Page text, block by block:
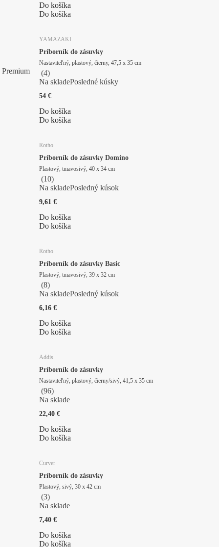
Do košíka
Do košíka
Premium
YAMAZAKI
Príborník do zásuvky
Nastaviteľný, plastový, čierny, 47,5 x 35 cm
(4)
Na skladePosledné kúsky
54 €
Do košíka
Do košíka
Rotho
Príborník do zásuvky Domino
Plastový, tmavosivý, 40 x 34 cm
(10)
Na skladePosledný kúsok
9,61 €
Do košíka
Do košíka
Rotho
Príborník do zásuvky Basic
Plastový, tmavosivý, 39 x 32 cm
(8)
Na skladePosledný kúsok
6,16 €
Do košíka
Do košíka
Addis
Príborník do zásuvky
Nastaviteľný, plastový, čierny/sivý, 41,5 x 35 cm
(96)
Na sklade
22,40 €
Do košíka
Do košíka
Curver
Príborník do zásuvky
Plastový, sivý, 30 x 42 cm
(3)
Na sklade
7,40 €
Do košíka
Do košíka